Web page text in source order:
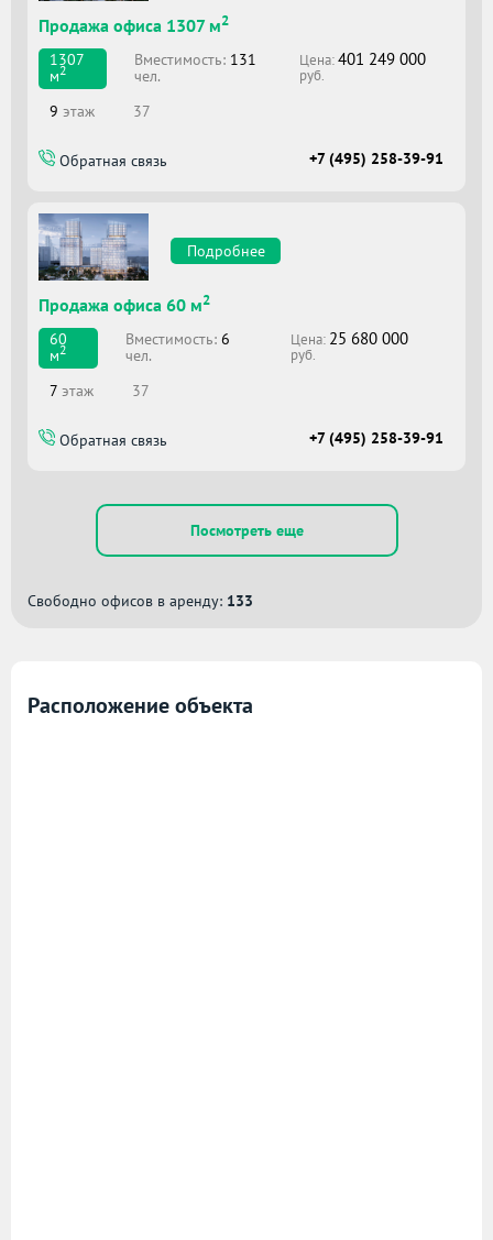
Продажа офиса 1307 м2
1307
м2
Вместимоcть: 131
чел.
Цена:401 249 000
руб.
9 этаж 37
Обратная связь +7 (495) 258-39-91
Подробнее
Продажа офиса 60 м2
60
м2
Вместимоcть: 6
чел.
Цена: 25 680 000
руб.
7 этаж 37
Обратная связь +7 (495) 258-39-91
Посмотреть еще
Свободно офисов в аренду: 133
Расположение объекта